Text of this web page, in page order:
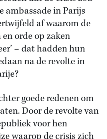
ambassade in Parijs
af waarom de
orde op zaken
– dat hadden hun
na de revolte in
goede redenen om
Door de revolte van
voor hen